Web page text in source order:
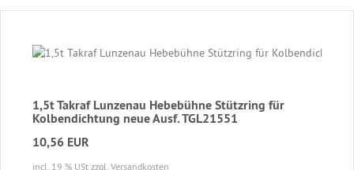
1,5t Takraf Lunzenau Hebebühne Stützring für
Kolbendichtung neue Ausf. TGL21551
10,56 EUR
incl. 19 % USt zzgl. Versandkosten